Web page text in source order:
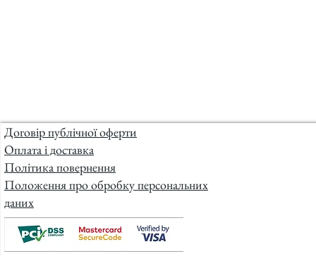
Договір публічної оферти
Оплата і доставка
Політика повернення
Положення про обробку персональних
даних